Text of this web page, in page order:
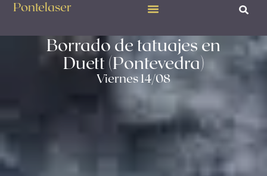
Pontelaser
Borrado de tatuajes en
Duett (Pontevedra)
Viernes 14/08